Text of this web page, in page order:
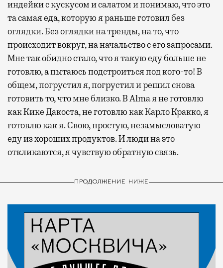
индейки с кускусом и салатом и понимаю, что это
та самая еда, которую я раньше готовил без
оглядки. Без оглядки на тренды, на то, что
происходит вокруг, на начальство с его запросами.
Мне так обидно стало, что я такую еду больше не
готовлю, а пытаюсь подстроиться под кого-то! В
общем, погрустил я, погрустил и решил снова
готовить то, что мне близко. В Alma я не готовлю
как Кике Дакоста, не готовлю как Карло Кракко, я
готовлю как я. Свою, простую, незамысловатую
еду из хороших продуктов. И люди на это
откликаются, я чувствую обратную связь.
ПРОДОЛЖЕНИЕ НИЖЕ